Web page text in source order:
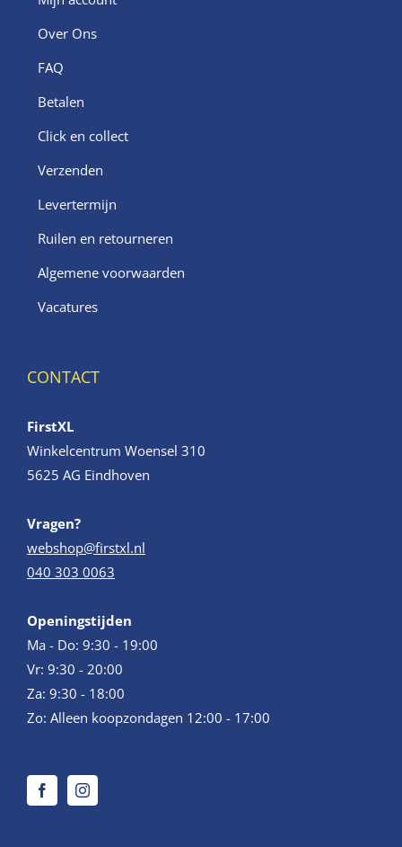
Over Ons
FAQ
Betalen
Click en collect
Verzenden
Levertermijn
Ruilen en retourneren
Algemene voorwaarden
Vacatures
CONTACT
FirstXL
Winkelcentrum Woensel 310
5625 AG Eindhoven
Vragen?
webshop@firstxl.nl
040 303 0063
Openingstijden
Ma - Do: 9:30 - 19:00
Vr: 9:30 - 20:00
Za: 9:30 - 18:00
Zo: Alleen koopzondagen 12:00 - 17:00